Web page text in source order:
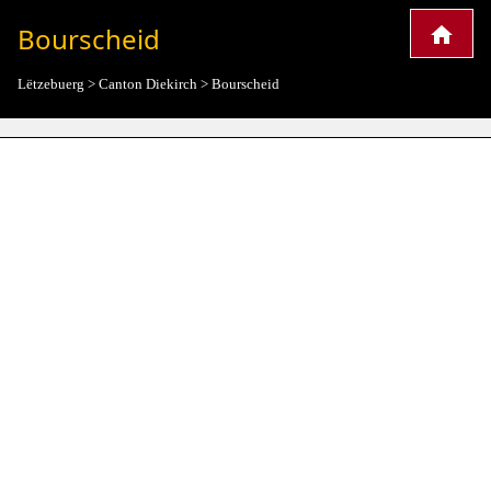
Bourscheid
Lëtzebuerg > Canton Diekirch > Bourscheid